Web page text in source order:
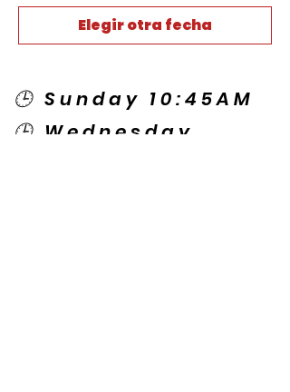
Elegir otra fecha
🕒 Sunday 10:45AM
🕒 Wednesday